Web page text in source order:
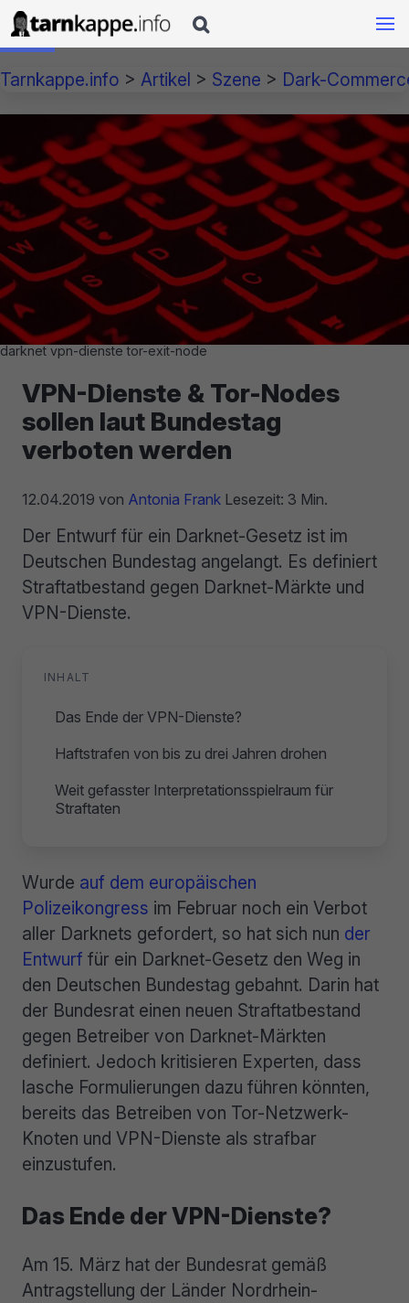

Tarnkappe.info > Artikel > Szene > Dark-
darknet vpn-dienste tor-exit-node
VPN-Dienste & Tor-Nodes
sollen laut Bundestag
verboten werden
12.04.2019 von Antonia Frank Lesezeit: 3 Min.
Der Entwurf für ein Darknet-Gesetz ist im
Deutschen Bundestag angelangt. Es definiert
Straftatbestand gegen Darknet-Märkte und
VPN-Dienste.
INHALT
Das Ende der VPN-Dienste?
Haftstrafen von bis zu drei Jahren drohen
Weit gefasster Interpretationsspielraum für
Straftaten
Wurde auf dem europäischen
Polizeikongress im Februar noch ein Verbot
aller Darknets gefordert, so hat sich nun der
Entwurf für ein Darknet-Gesetz den Weg in
den Deutschen Bundestag gebahnt. Darin hat
der Bundesrat einen neuen Straftatbestand
gegen Betreiber von Darknet-Märkten
definiert. Jedoch kritisieren Experten, dass
lasche Formulierungen dazu führen könnten,
bereits das Betreiben von Tor-Netzwerk-
Knoten und VPN-Dienste als strafbar
einzustufen.
Das Ende der VPN-Dienste?
Am 15. März hat der Bundesrat gemäß
Antragstellung der Länder Nordrhein-